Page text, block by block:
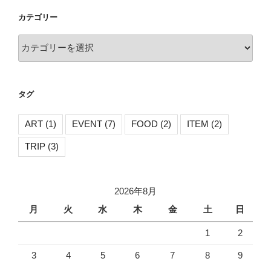
ー
シ
ョ
カテゴリー
ー
タグ
ART (1) EVENT (7) FOOD (2) ITEM (2)
TRIP (3)
2026年8月
月
火 水 木 金 土 日
1 2
3 4 5 6 7 8 9